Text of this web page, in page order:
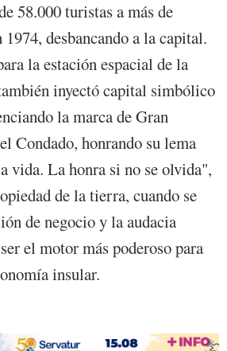
58.000 turistas a más de
1974, desbancando a la capital.
la estación espacial de la
inyectó capital simbólico
la marca de Gran
Condado, honrando su lema
vida. La honra si no se olvida",
de la tierra, cuando se
de negocio y la audacia
el motor más poderoso para
insular.